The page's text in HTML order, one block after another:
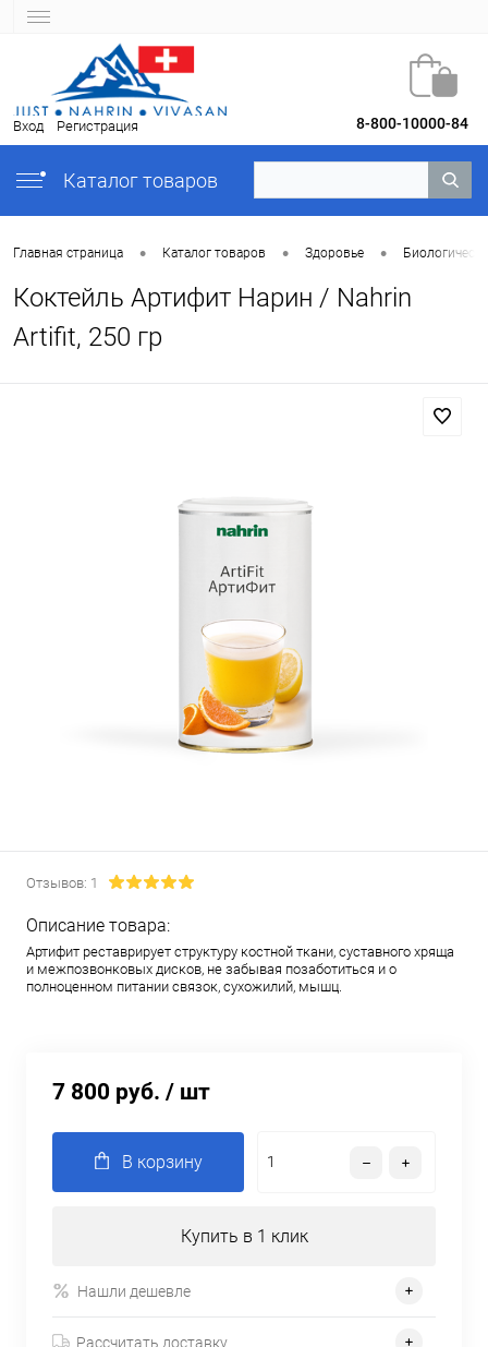
Вход Регистрация 8-800-10000-84
Каталог товаров
Главная страница • Каталог товаров • Здоровье •
Коктейль Артифит Нарин / Nahrin
Artifit, 250 гр
Отзывов: 1
Описание товара:
Артифит реставрирует структуру костной ткани, суставного хряща
и межпозвонковых дисков, не забывая позаботиться и о
полноценном питании связок, сухожилий, мышц.
7 800 руб. / шт
В корзину
Купить в 1 клик
Нашли дешевле
Рассчитать доставку